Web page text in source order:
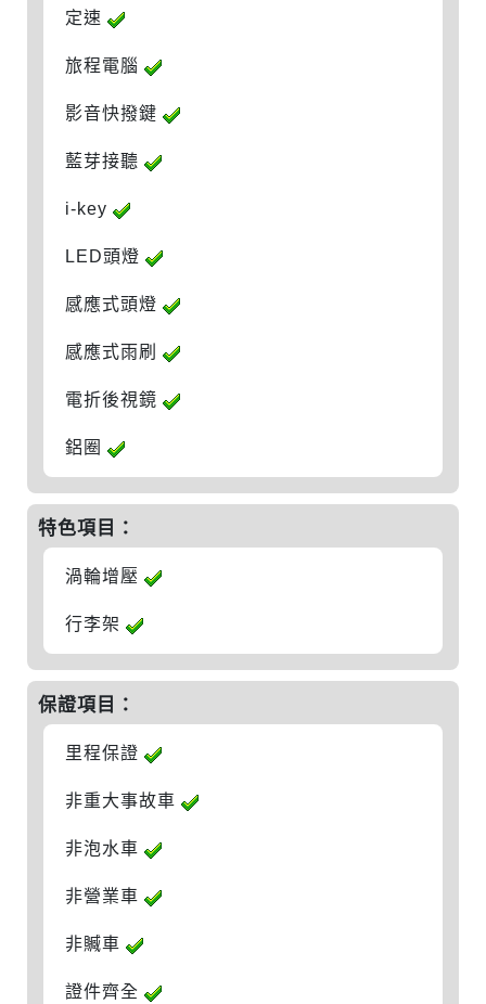
定速
旅程電腦
影音快撥鍵
藍芽接聽
i-key
LED頭燈
感應式頭燈
感應式雨刷
電折後視鏡
鋁圈
特色項目：
渦輪增壓
行李架
保證項目：
里程保證
非重大事故車
非泡水車
非營業車
非贓車
證件齊全